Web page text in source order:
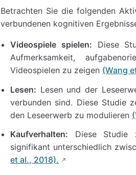
Betrachten Sie die folgenden
verbundenen kognitiven
Videospiele spielen: Diese
Aufmerksamkeit,
Videospielen zu zeigen (Wang
Lesen: Lesen und der
verbunden sind. Diese Studie
den Leseerwerb zu modulieren
Kaufverhalten: Diese Studie
signifikant unterschiedlich
et al., 2018).